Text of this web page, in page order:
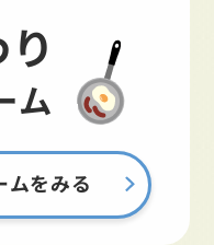
り
ム
ムをみる